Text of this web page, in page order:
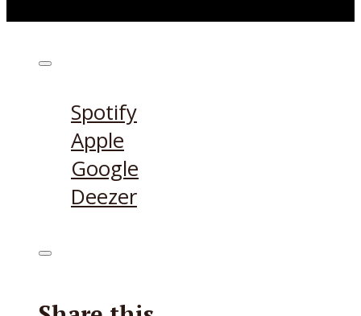
Spotify
Apple
Google
Deezer